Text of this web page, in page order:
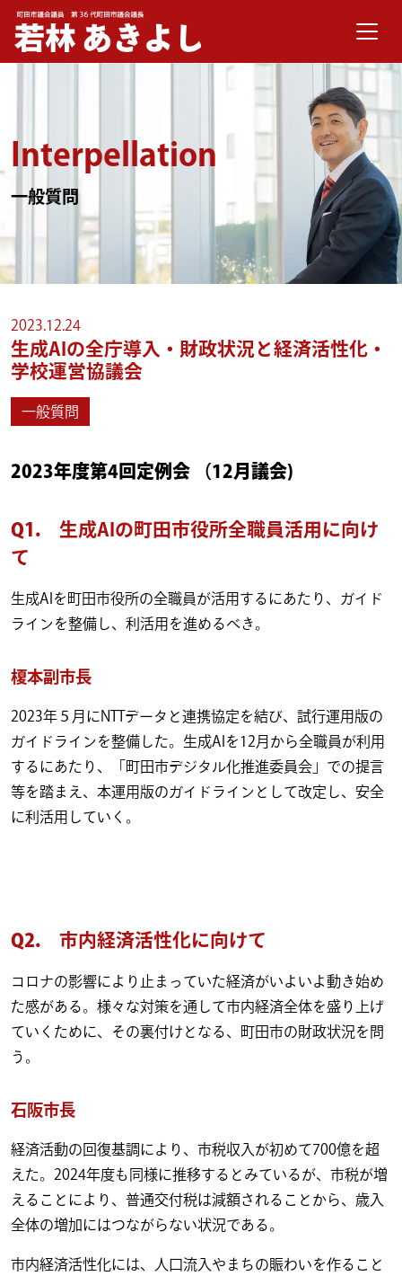
メインナビゲーション
Interpellation
一般質問
2023.12.24
生成AIの全庁導入・財政状況と経済活性化・
学校運営協議会
一般質問
2023年度第4回定例会 （12月議会)
Q1. 生成AIの町田市役所全職員活用に向け
て
生成AIを町田市役所の全職員が活用するにあたり、ガイド
ラインを整備し、利活用を進めるべき。
榎本副市長
2023年５月にNTTデータと連携協定を結び、試行運用版の
ガイドラインを整備した。生成AIを12月から全職員が利用
するにあたり、「町田市デジタル化推進委員会」での提言
等を踏まえ、本運用版のガイドラインとして改定し、安全
に利活用していく。
Q2. 市内経済活性化に向けて
コロナの影響により止まっていた経済がいよいよ動き始め
た感がある。様々な対策を通して市内経済全体を盛り上げ
ていくために、その裏付けとなる、町田市の財政状況を問
う。
石阪市長
経済活動の回復基調により、市税収入が初めて700億を超
えた。2024年度も同様に推移するとみているが、市税が増
えることにより、普通交付税は減額されることから、歳入
全体の増加にはつながらない状況である。
市内経済活性化には、人口流入やまちの賑わいを作ること